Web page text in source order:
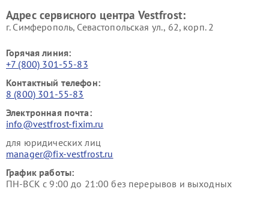
Адрес сервисного центра Vestfrost:
г. Симферополь, Севастопольская ул., 62, корп. 2
Горячая линия:
+7 (800) 301-55-83
Контактный телефон:
8 (800) 301-55-83
Электронная почта:
info@vestfrost-fixim.ru
для юридических лиц
manager@fix-vestfrost.ru
График работы:
ПН-ВСК с 9:00 до 21:00 без перерывов и выходных